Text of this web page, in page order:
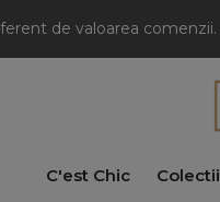
de valoarea comenzii.
C'est Chic Colectii